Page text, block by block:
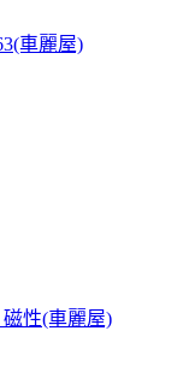
車麗屋)
磁性(車麗屋)